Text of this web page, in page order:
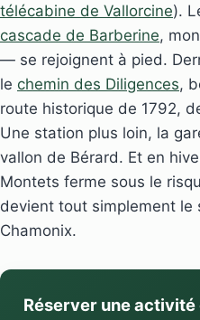
télécabine de Vallorcine).
cascade de Barberine,
— se rejoignent à pied.
le chemin des Diligences,
route historique de 1792,
Une station plus loin, la
vallon de Bérard. Et en
Montets ferme sous le
devient tout simplement le
Chamonix.
Réserver une activité